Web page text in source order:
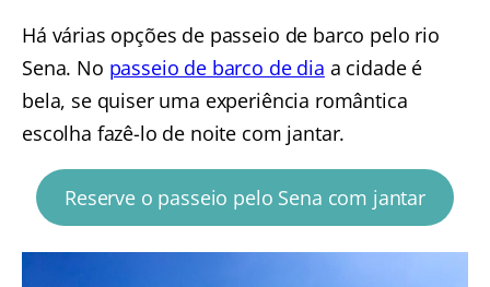
Há várias opções de passeio de barco pelo rio
Sena. No passeio de barco de dia a cidade é
bela, se quiser uma experiência romântica
escolha fazê-lo de noite com jantar.
Reserve o passeio pelo Sena com jantar